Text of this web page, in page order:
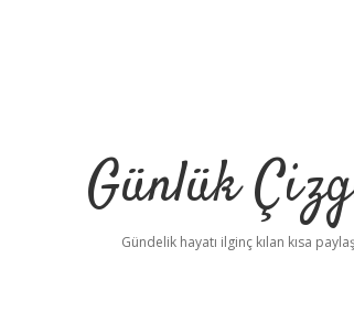
Günlük
Gündelik hayatı ilginç kılan kısa